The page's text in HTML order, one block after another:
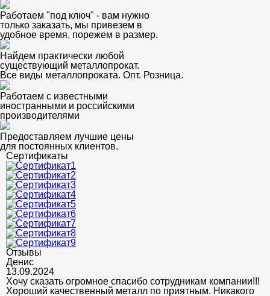
Работаем "под ключ" - вам нужно
только заказать, мы привезем в
удобное время, порежем в размер.
Найдем практически любой
существующий металлопрокат.
Все виды металлопроката. Опт. Розница.
Работаем с известными
иностранными и российскими
производителями
Предоставляем лучшие цены
для постоянных клиентов.
Сертификаты
Отзывы
Денис
13.09.2024
Хочу сказать огромное спасибо сотрудникам компании!!!
Хороший качественный металл по приятным. Никакого